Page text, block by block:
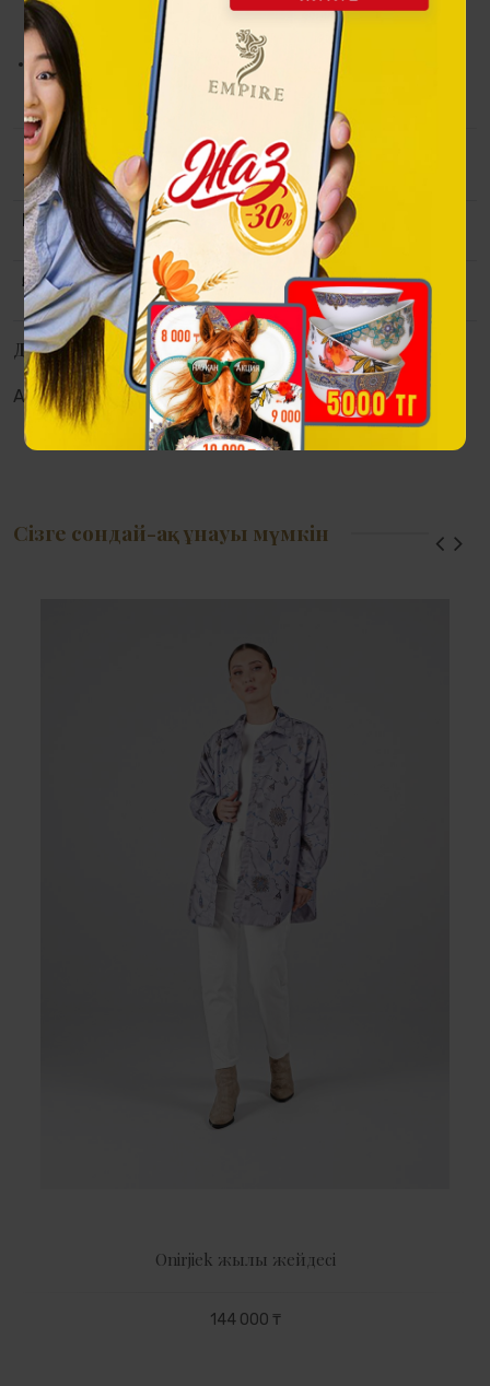
белдігі ерекше жайлылық пен заманауи силуэтті
қамтамасыз етеді.
ӨҢІРЖИЕК бомбері — стиль мен тарихты бағалайтын
жандар үшін мәдени код пен премиум сапаның үйлесімі.
Топтама
Empire Chic Өніржиек
Материалы
100% вискоза, 100% полиэстер
(премиалды итальян кездемесі)
Өлшемі
М S Размерная сетка
Дүкендерде қолжетімділік
Алматы: Астана: Атырау: Актау:
Сізге сондай-ақ ұнауы мүмкін
Оnirjіek жылы жейдесі
144 000 ₸